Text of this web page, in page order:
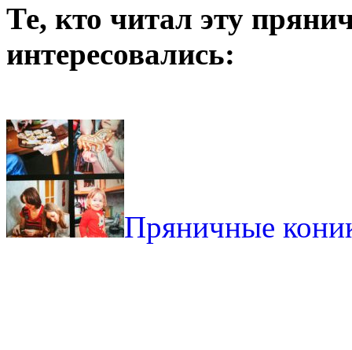
Те, кто читал эту
интересовались:
Пряничные